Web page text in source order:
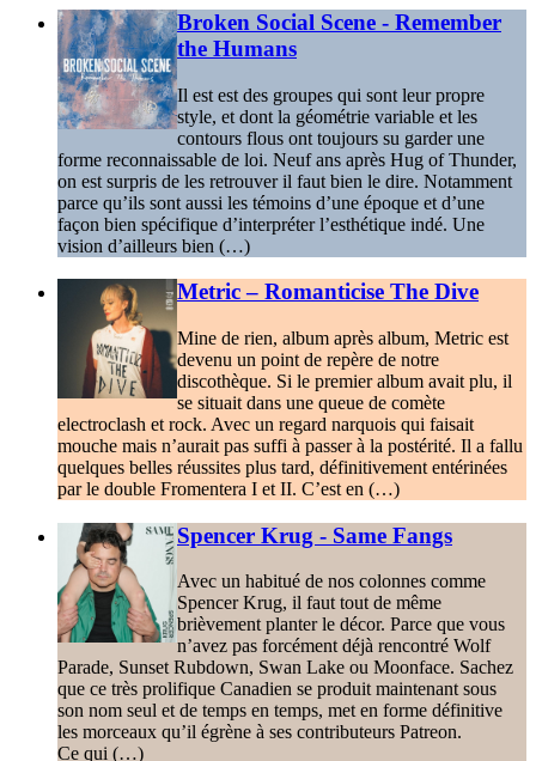
Broken Social Scene - Remember
the Humans
Il est est des groupes qui sont leur propre
style, et dont la géométrie variable et les
contours flous ont toujours su garder une
forme reconnaissable de loi. Neuf ans après Hug of Thunder,
on est surpris de les retrouver il faut bien le dire. Notamment
parce qu’ils sont aussi les témoins d’une époque et d’une
façon bien spécifique d’interpréter l’esthétique indé. Une
vision d’ailleurs bien (…)
Metric – Romanticise The Dive
Mine de rien, album après album, Metric est
devenu un point de repère de notre
discothèque. Si le premier album avait plu, il
se situait dans une queue de comète
electroclash et rock. Avec un regard narquois qui faisait
mouche mais n’aurait pas suffi à passer à la postérité. Il a fallu
quelques belles réussites plus tard, définitivement entérinées
par le double Fromentera I et II. C’est en (…)
Spencer Krug - Same Fangs
Avec un habitué de nos colonnes comme
Spencer Krug, il faut tout de même
brièvement planter le décor. Parce que vous
n’avez pas forcément déjà rencontré Wolf
Parade, Sunset Rubdown, Swan Lake ou Moonface. Sachez
que ce très prolifique Canadien se produit maintenant sous
son nom seul et de temps en temps, met en forme définitive
les morceaux qu’il égrène à ses contributeurs Patreon.
Ce qui (…)